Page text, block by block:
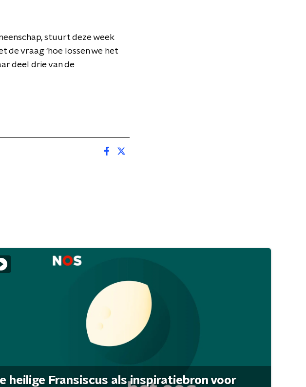
stuurt deze week
vraag ‘hoe lossen we het
deel drie van de
heilige Fransiscus als inspiratiebron voor